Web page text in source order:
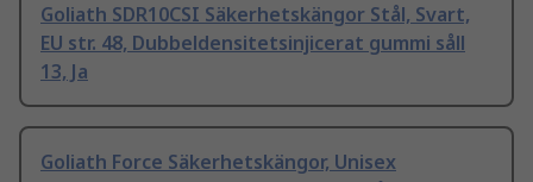
Goliath SDR10CSI Säkerhetskängor Stål, Svart,
EU str. 48, Dubbeldensitetsinjicerat gummi såll
13, Ja
Goliath Force Säkerhetskängor, Unisex